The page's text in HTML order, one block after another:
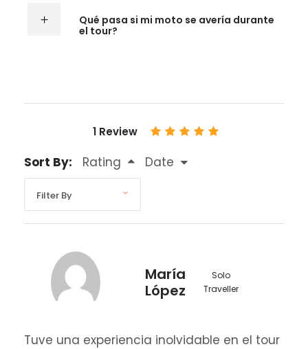
Qué pasa si mi moto se avería durante
el tour?
1 Review
Sort By: Rating Date
María
López
Solo
Traveller
Tuve una experiencia inolvidable en el tour